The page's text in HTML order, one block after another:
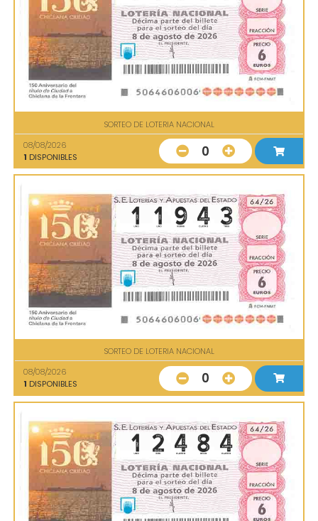
SORTEO DE LOTERIA NACIONAL
08/08/2026
1 DISPONIBLES 0
SORTEO DE LOTERIA NACIONAL
08/08/2026
1 DISPONIBLES 0